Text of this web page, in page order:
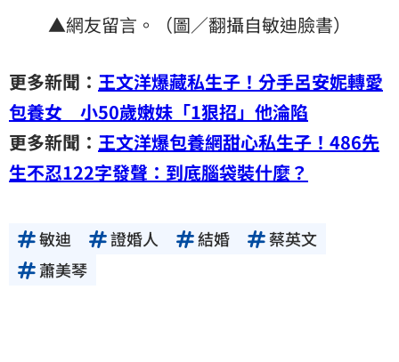
▲網友留言。（圖／翻攝自敏迪臉書）
更多新聞： 王文洋爆藏私生子！分手呂安妮轉愛
包養女 小50歲嫩妹「1狠招」他淪陷
更多新聞： 王文洋爆包養網甜心私生子！486先
生不忍122字發聲：到底腦袋裝什麼？
敏迪 證婚人 結婚
蔡英文
蕭美琴